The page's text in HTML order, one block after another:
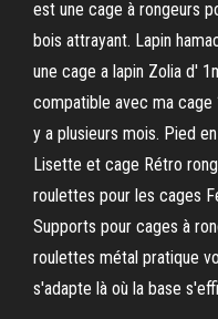
est une cage à rongeurs
bois attrayant. Lapin
une cage a lapin Zolia d'
compatible avec ma
y a plusieurs mois. Pied
Lisette et cage Rétro
roulettes pour les cages
Supports pour cages à
roulettes métal pratique
s'adapte là où la base